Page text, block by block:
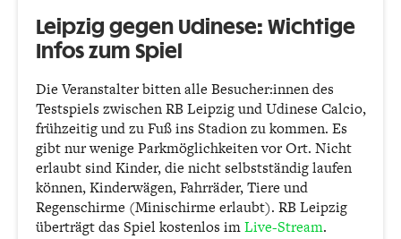
Leipzig gegen Udinese: Wichtige
Infos zum Spiel
Die Veranstalter bitten alle Besucher:innen des
Testspiels zwischen RB Leipzig und Udinese Calcio,
frühzeitig und zu Fuß ins Stadion zu kommen. Es
gibt nur wenige Parkmöglichkeiten vor Ort. Nicht
erlaubt sind Kinder, die nicht selbstständig laufen
können, Kinderwägen, Fahrräder, Tiere und
Regenschirme (Minischirme erlaubt). RB Leipzig
überträgt das Spiel kostenlos imLive-Stream.